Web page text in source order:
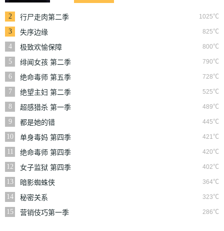
2 1025℃
行尸走肉第二季
3
825℃
失序边缘
4
800℃
极致欢愉保障
5
790℃
绯闻女孩 第二季
6
728℃
绝命毒师 第五季
7
525℃
绝望主妇 第二季
8
489℃
超感猎杀 第一季
9
445℃
都是她的错
10
421℃
单身毒妈 第四季
11
420℃
绝命毒师 第四季
12
402℃
女子监狱 第四季
13
364℃
暗影蜘蛛侠
14
323℃
秘密关系
15
286℃
营销伎巧第一季